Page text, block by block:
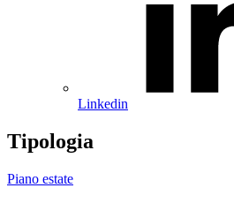
Linkedin
Tipologia
Piano estate